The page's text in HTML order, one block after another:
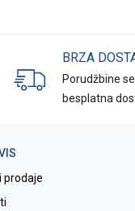
BRZA
Porudžbine
besplatna
prodaje